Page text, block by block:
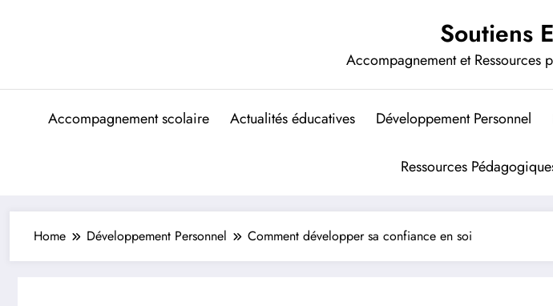
Soutiens
Accompagnement et Ressources
Accompagnement scolaire Actualités éducatives Développement Personnel
Ressources
Home Développement Personnel Comment développer sa confiance en soi